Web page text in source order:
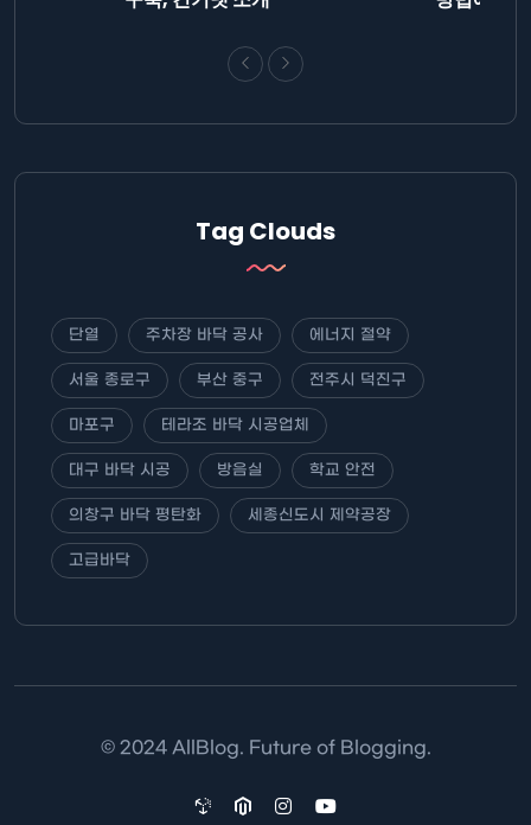
Tag Clouds
단열 주차장 바닥 공사 에너지 절약
서울 종로구 부산 중구 전주시 덕진구
마포구 테라조 바닥 시공업체
대구 바닥 시공 방음실 학교 안전
의창구 바닥 평탄화 세종신도시 제약공장
고급바닥
© 2024 AllBlog. Future of Blogging.